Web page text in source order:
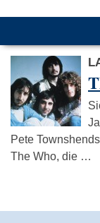
Pete
The Who, die …